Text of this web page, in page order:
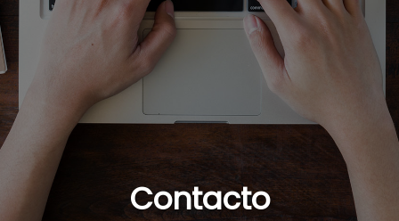
Contacto